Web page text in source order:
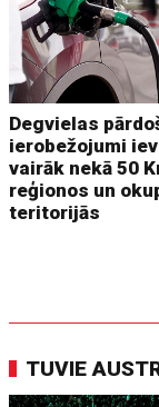
Degvielas
ierobežojumi
vairāk nekā 50
reģionos un
teritorijās
TUVIE